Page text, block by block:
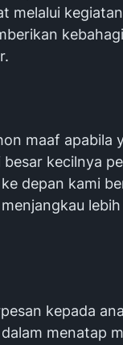
melalui
maaf apabila
besar kecilnya
depan kami
kepada
menatap